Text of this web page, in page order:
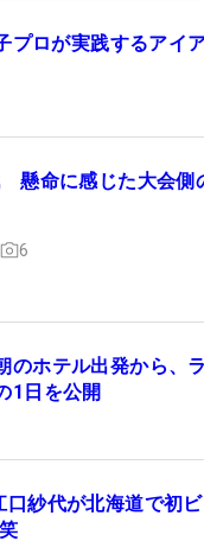
プロが実践するアイ
懸命に感じた大会側
6
のホテル出発から、
1日を公開
口紗代が北海道で初